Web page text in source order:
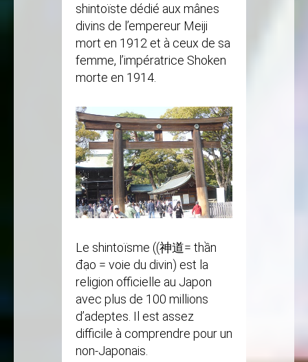
shintoïste dédié aux mânes
divins de l’empereur Meiji
mort en 1912 et à ceux de sa
femme, l’impératrice Shoken
morte en 1914.
Le shintoïsme ((神道= thần
đạo = voie du divin) est la
religion officielle au Japon
avec plus de 100 millions
d’adeptes. Il est assez
difficile à comprendre pour un
non-Japonais.